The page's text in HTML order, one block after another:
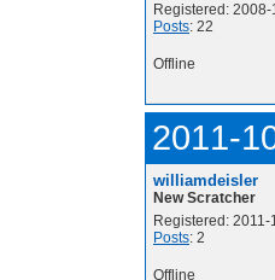
Registered: 2008-
Posts: 22
Offline
2011-
williamdeisler
New Scratcher
Registered: 2011-
Posts: 2
Offline